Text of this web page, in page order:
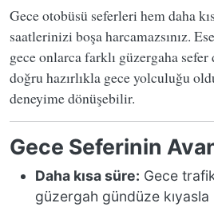
Gece otobüsü seferleri hem daha
saatlerinizi boşa harcamazsınız.
gece onlarca farklı güzergaha
doğru hazırlıkla gece yolculuğu
deneyime dönüşebilir.
Gece Seferinin
Daha kısa süre: Gece
güzergah gündüze kıyasla